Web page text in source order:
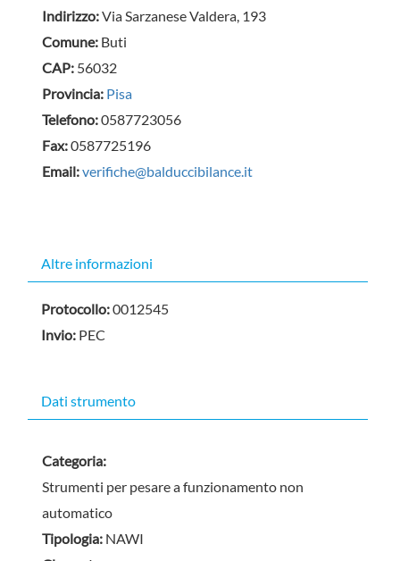
Indirizzo:Via Sarzanese Valdera, 193
Comune: Buti
CAP: 56032
Provincia: Pisa
Telefono:0587723056
Fax:0587725196
Email:verifiche@balduccibilance.it
Nascondi
Altre informazioni
Protocollo:0012545
Invio: PEC
Dati strumento
Categoria:
Strumenti per pesare a funzionamento non
automatico
Tipologia: NAWI